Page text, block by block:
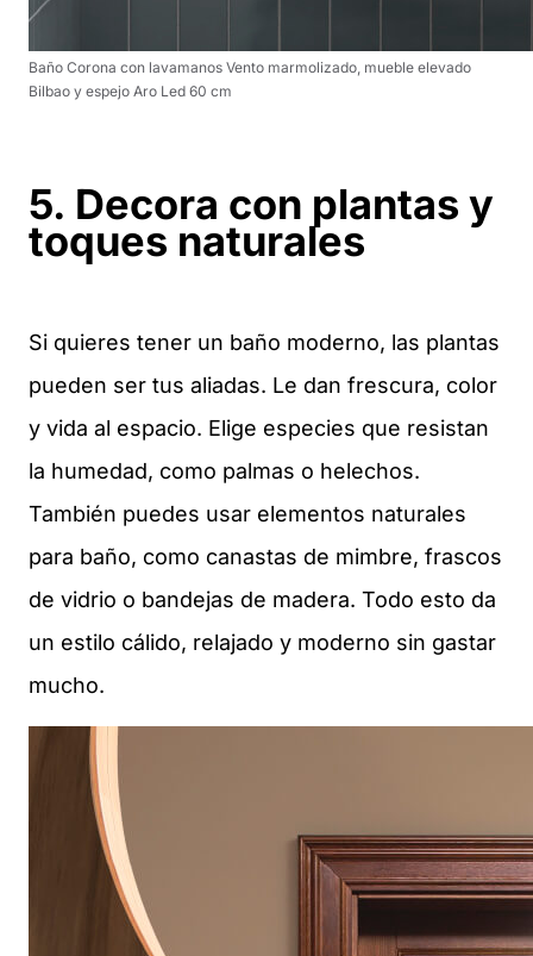
Baño Corona con lavamanos Vento marmolizado, mueble elevado
Bilbao y espejo Aro Led 60 cm
5. Decora con plantas y
toques naturales
Si quieres tener un baño moderno, las plantas
pueden ser tus aliadas. Le dan frescura, color
y vida al espacio. Elige especies que resistan
la humedad, como palmas o helechos.
También puedes usar elementos naturales
para baño, como canastas de mimbre, frascos
de vidrio o bandejas de madera. Todo esto da
un estilo cálido, relajado y moderno sin gastar
mucho.